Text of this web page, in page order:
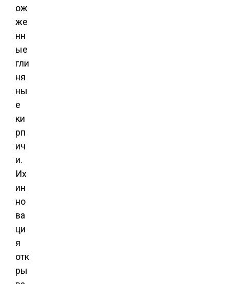
ож
же
нн
ые
гли
ня
ны
е
ки
рп
ич
и.
Их
ин
но
ва
ци
я
отк
ры